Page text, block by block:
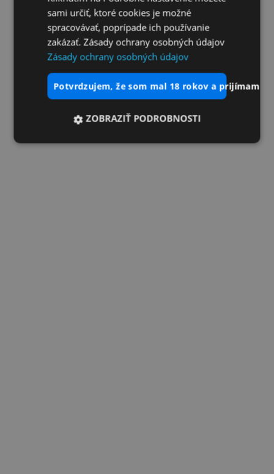
sami určiť, ktoré cookies je možné
spracovávať, poprípade ich používanie
zakázať. Zásady ochrany osobných údajov
Zásady ochrany osobných údajov
potvrdzujem, že som mal 18 rokov a prijímam
ZOBRAZIŤ PODROBNOSTI